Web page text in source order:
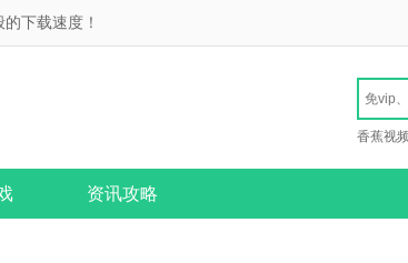
下载速度！
香蕉视
资讯攻略